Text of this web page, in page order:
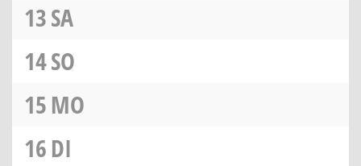
13SA
14SO
15MO
16DI